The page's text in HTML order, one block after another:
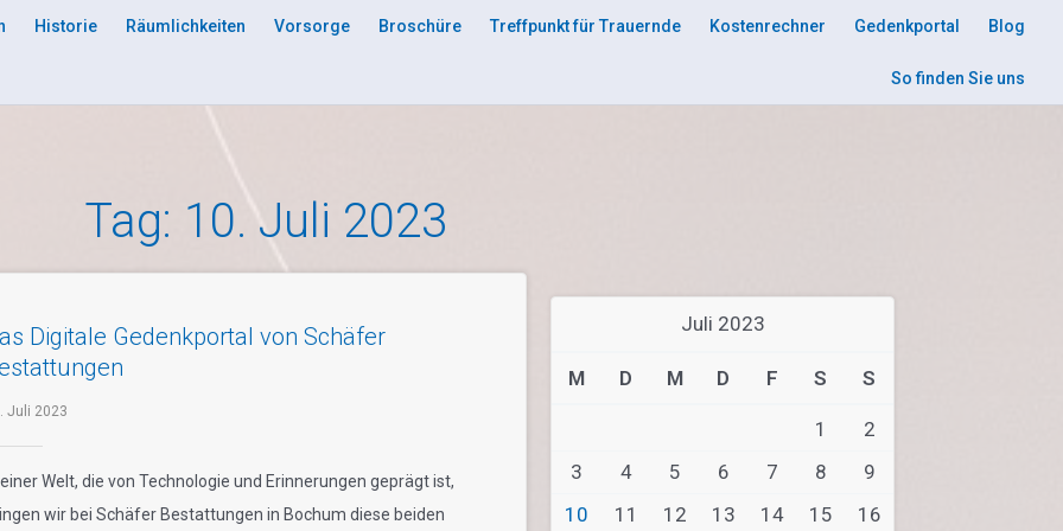
Historie Räumlichkeiten Vorsorge Broschüre Treffpunkt für Trauernde Kostenrechner Gedenkportal Blog
So finden Sie uns
Tag: 10. Juli 2023
Digitale Gedenkportal von Schäfer
Juli 2023
einer Welt, die von Technologie und Erinnerungen geprägt ist,
wir bei Schäfer Bestattungen in Bochum diese beiden
Juli 2023
M D M D F S S
1
2
3
4 5 6 7 8
9
10
11 12 13 14 15
16